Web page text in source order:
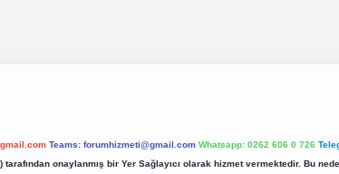
Teams: forumhizmeti@gmail.com Whatsapp: 0262 606 0 726
onaylanmış bir Yer Sağlayıcı olarak hizmet vermektedir. Bu